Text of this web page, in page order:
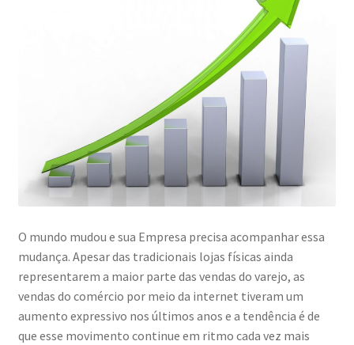
O mundo mudou e sua Empresa precisa acompanhar essa
mudança. Apesar das tradicionais lojas físicas ainda
representarem a maior parte das vendas do varejo, as
vendas do comércio por meio da internet tiveram um
aumento expressivo nos últimos anos e a tendência é de
que esse movimento continue em ritmo cada vez mais